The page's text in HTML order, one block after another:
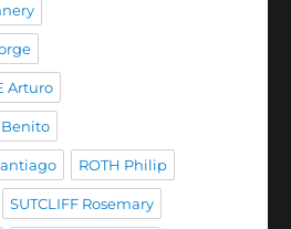
Arturo
Benito
ROTH Philip
SUTCLIFF Rosemary